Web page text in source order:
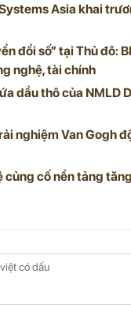
Asia khai
đổi số” tại Thủ đô:
nghệ, tài chính
dầu thô của NMLD
nghiệm Van Gogh
củng cố nền tảng